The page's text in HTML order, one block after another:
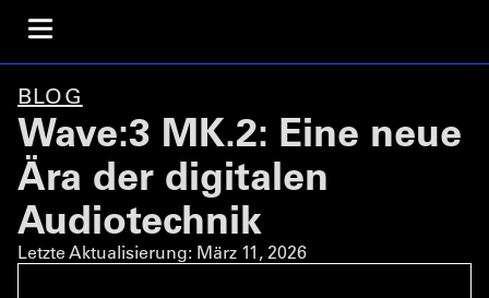
BLOG
Wave:3 MK.2: Eine neue
Ära der digitalen
Audiotechnik
Letzte Aktualisierung: März 11, 2026